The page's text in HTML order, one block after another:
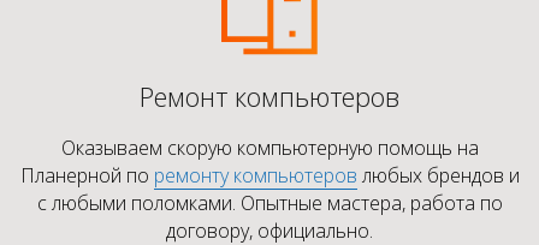
Ремонт компьютеров
Оказываем скорую компьютерную помощь на
Планерной по ремонту компьютеров любых брендов и
с любыми поломками. Опытные мастера, работа по
договору, официально.